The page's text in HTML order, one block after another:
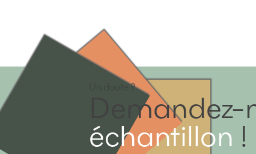
Un doute ?
échantillon !